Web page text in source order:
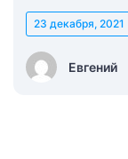
Евгений
23 декабря, 2021